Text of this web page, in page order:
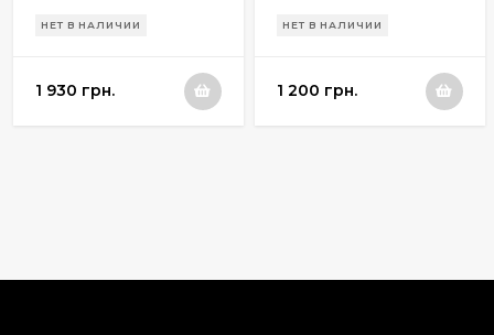
НЕТ В НАЛИЧИИ
1 930 грн.
НЕТ В НАЛИЧИИ
1 200 грн.